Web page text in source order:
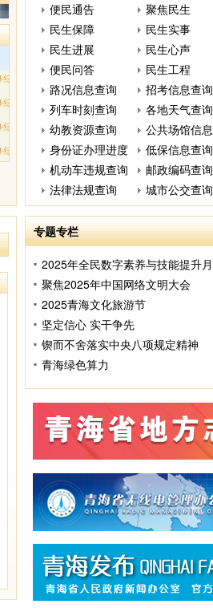
便民通告
聚焦民生
民生保障
民生实事
民生进展
民生心声
便民问答
民生工程
路况信息查询
招考信息查询
列车时刻查询
各地天气查询
幼教资源查询
公共场馆信息
身份证办理进度
低保信息查询
机动车违规查询
邮政编码查询
法律法规查询
城市公交查询
专题专栏
2025年全民数字素养与技能提升月
聚焦2025年中国网络文明大会
2025青海文化旅游节
坚定信心 实干争先
锲而不舍落实中央八项规定精神
青海绿色算力